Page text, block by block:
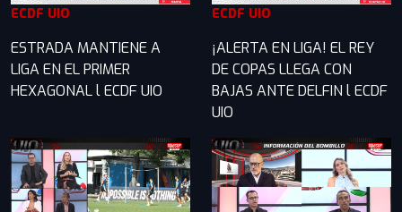
ECDF UIO
ESTRADA MANTIENE A
LIGA EN EL PRIMER
HEXAGONAL l ECDF UIO
ECDF UIO
¡ALERTA EN LIGA! EL REY
DE COPAS LLEGA CON
BAJAS ANTE DELFIN l ECDF
UIO